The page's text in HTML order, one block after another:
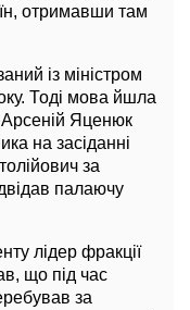
отримавши там
із міністром
Тоді мова йшла
Арсеній Яценюк
на засіданні
за
палаючу
лідер фракції
що під час
за